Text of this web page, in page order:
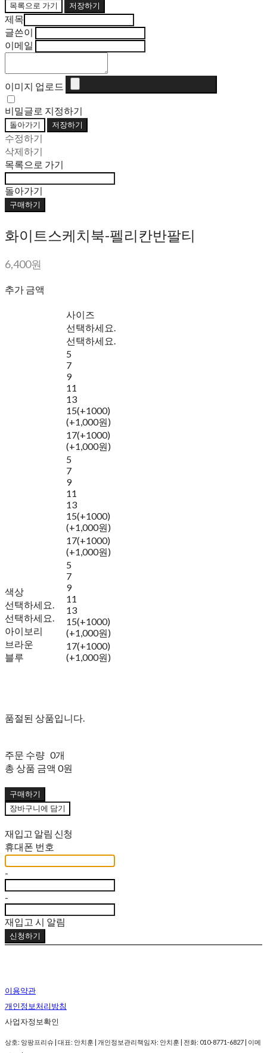
목록으로 가기 저장하기
제목
글쓴이
이메일
이미지 업로드
비밀글로 지정하기
돌아가기 저장하기
수정하기
삭제하기
목록으로 가기
돌아가기
구매하기
화이트스케치북-펠리칸반팔티
6,400원
추가 금액
색상
선택하세요.
선택하세요.
아이보리
브라운
블루
사이즈
선택하세요.
선택하세요.
5
7
9
11
13
15(+1000)
(+1,000원)
17(+1000)
(+1,000원)
5
7
9
11
13
15(+1000)
(+1,000원)
17(+1000)
(+1,000원)
5
7
9
11
13
15(+1000)
(+1,000원)
17(+1000)
(+1,000원)
품절된 상품입니다.
주문 수량 0개
총 상품 금액 0원
구매하기
장바구니에 담기
재입고 알림 신청
휴대폰 번호
-
-
재입고 시 알림
신청하기
이용약관
개인정보처리방침
사업자정보확인
상호: 앙팡프리슈 | 대표: 안치훈 | 개인정보관리책임자: 안치훈 | 전화: 010-8771-6827 | 이메